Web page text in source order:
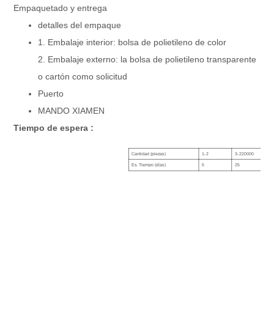
Producto: el bebé levanta los pañales
Tipo de fábrica: Fabricante de pañales para
Empaquetado y entrega
detalles del empaque
1. Embalaje interior: bolsa de polietileno de color
2. Embalaje externo: la bolsa de polietileno transparente
o cartón como solicitud
Puerto
MANDO XIAMEN
Tiempo de espera :
Cantidad (piezas) 1-2 3-220000
Es. Tiempo (días) 5 25